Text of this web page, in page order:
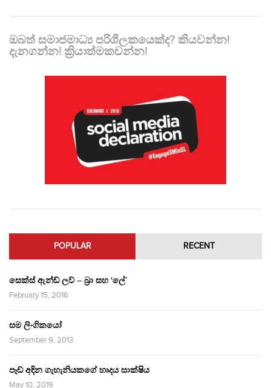
ඔබත් සමාජමාධ්‍ය පරිශීලකයෙක්ද? කියවන්න!
දැනගන්න! ක්‍රියාත්මකවන්න!
POPULAR RECENT
සෙක්ස් ඇන්ඩ් ලව් – බ්‍රා සහ ‘ලේ’
February 15, 2016
සම ලිංගිකයෝ
September 9, 2013
පෑඩ් අඳින ගැහැනියකගේ හෘදය සාක්ෂිය
May 10, 2019